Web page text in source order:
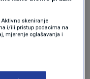
on je odgovorio:
o uhićenju.
charged after
skeniranje
i/ili pristup podacima na
mjerenje oglašavanja i